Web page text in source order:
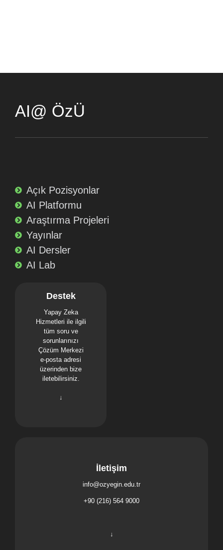
AI@ ÖzÜ
Açık Pozisyonlar
AI Platformu
Araştırma Projeleri
Yayınlar
AI Dersler
AI Lab
Destek
Yapay Zeka
Hizmetleri ile ilgili
tüm soru ve
sorunlarınızı
Çözüm Merkezi
e-posta adresi
üzerinden bize
iletebilirsiniz.
↓
İletişim
info@ozyegin.edu.tr
+90 (216) 564 9000
↓